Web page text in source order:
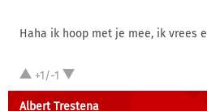
Haha ik hoop met je mee, ik vrees
+1/-1
Albert Trestena